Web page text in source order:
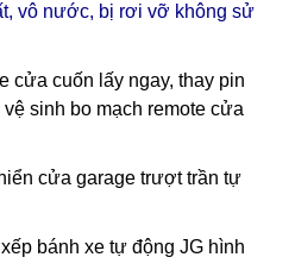
vô nước, bị rơi vỡ không sử
cửa cuốn lấy ngay, thay pin
sinh bo mạch remote cửa
cửa garage trượt trần tự
bánh xe tự động JG hình